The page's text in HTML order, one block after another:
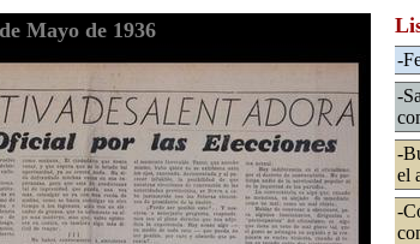
Mayo de 1936
-
-
-
el
-